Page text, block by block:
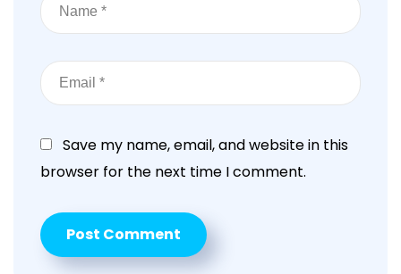
Save my name, email, and website in this
browser for the next time I comment.